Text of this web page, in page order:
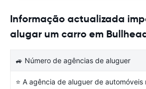
Informação actualizada
alugar um carro em
🚙 Número de agências de aluguer
⭐ A agência de aluguer de automóveis